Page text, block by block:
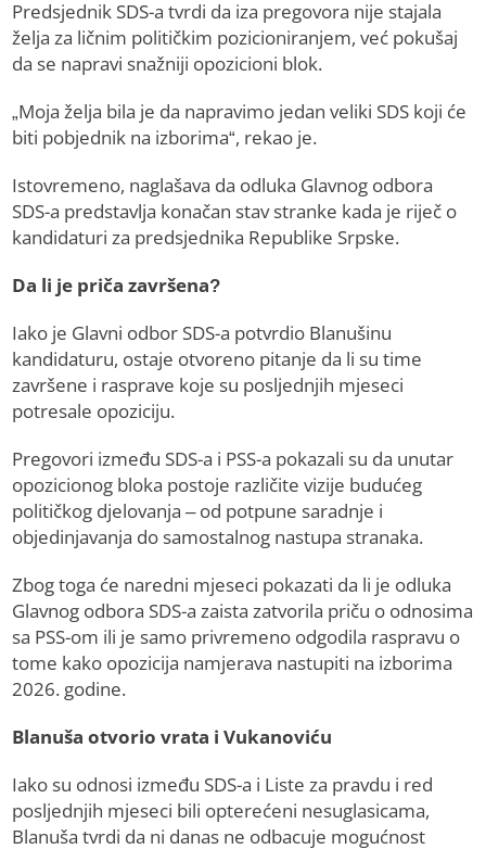
Predsjednik SDS-a tvrdi da iza pregovora nije stajala
želja za ličnim političkim pozicioniranjem, već pokušaj
da se napravi snažniji opozicioni blok.
„Moja želja bila je da napravimo jedan veliki SDS koji će
biti pobjednik na izborima“, rekao je.
Istovremeno, naglašava da odluka Glavnog odbora
SDS-a predstavlja konačan stav stranke kada je riječ o
kandidaturi za predsjednika Republike Srpske.
Da li je priča završena?
Iako je Glavni odbor SDS-a potvrdio Blanušinu
kandidaturu, ostaje otvoreno pitanje da li su time
završene i rasprave koje su posljednjih mjeseci
potresale opoziciju.
Pregovori između SDS-a i PSS-a pokazali su da unutar
opozicionog bloka postoje različite vizije budućeg
političkog djelovanja – od potpune saradnje i
objedinjavanja do samostalnog nastupa stranaka.
Zbog toga će naredni mjeseci pokazati da li je odluka
Glavnog odbora SDS-a zaista zatvorila priču o odnosima
sa PSS-om ili je samo privremeno odgodila raspravu o
tome kako opozicija namjerava nastupiti na izborima
2026. godine.
Blanuša otvorio vrata i Vukanoviću
Iako su odnosi između SDS-a i Liste za pravdu i red
posljednjih mjeseci bili opterećeni nesuglasicama,
Blanuša tvrdi da ni danas ne odbacuje mogućnost